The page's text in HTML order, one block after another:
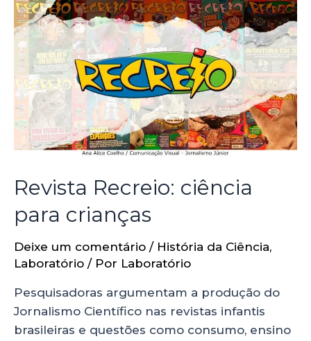
Revista Recreio: ciência
para crianças
Deixe um comentário / História da Ciência,
Laboratório / Por Laboratório
Pesquisadoras argumentam a produção do
Jornalismo Científico nas revistas infantis
brasileiras e questões como consumo, ensino